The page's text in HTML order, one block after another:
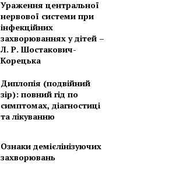
Ураження центральної
нервової системи при
інфекційних
захворюваннях у дітей –
Л. Р. Шостакович-
Корецька
Диплопія (подвійний
зір): повний гід по
симптомах, діагностиці
та лікуванню
Ознаки демієлінізуючих
захворювань